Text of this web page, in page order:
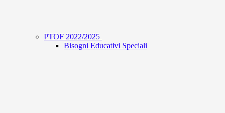
PTOF 2022/2025
Bisogni Educativi Speciali